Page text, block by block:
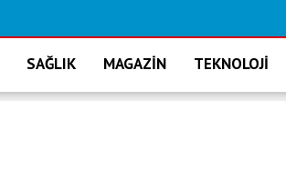
DİDİM
SAĞLIK MAGAZİN TEKNOLOJİ